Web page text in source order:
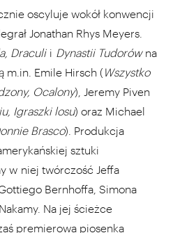
oscyluje wokół konwencji
Jonathan Rhys Meyers.
Draculi i Dynastii Tudorów na
m.in. Emile Hirsch (Wszystko
Ocalony), Jeremy Piven
Igraszki losu) oraz Michael
Brasco). Produkcja
sztuki
w niej twórczość Jeffa
Bernhoffa, Simona
Na jej ścieżce
premierowa piosenka